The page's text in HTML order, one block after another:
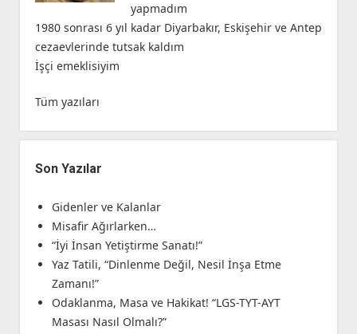
yapmadım
1980 sonrası 6 yıl kadar Diyarbakır, Eskişehir ve Antep
cezaevlerinde tutsak kaldım
İşçi emeklisiyim
Tüm yazıları
Son Yazılar
Gidenler ve Kalanlar
Misafir Ağırlarken…
“İyi İnsan Yetiştirme Sanatı!”
Yaz Tatili, “Dinlenme Değil, Nesil İnşa Etme
Zamanı!”
Odaklanma, Masa ve Hakikat! “LGS-TYT-AYT
Masası Nasıl Olmalı?”